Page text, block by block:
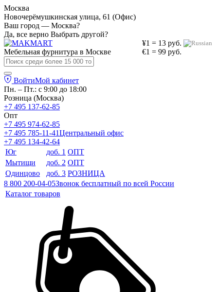
Москва
Новочерёмушкинская улица, 61 (Офис)
Ваш город — Москва?
Да, все верно Выбрать другой?
¥1 = 13 руб.
€1 = 99 руб.
Мебельная фурнитура в Москве
ВойтиМой кабинет
Пн. – Пт.: с 9:00 до 18:00
Розница (Москва)
+7 495 137-62-85
Опт
+7 495 974-62-85
+7 495 785-11-41Центральный офис
+7 495 134-42-64
Юг
доб. 1 ОПТ
Мытищи
доб. 2 ОПТ
Одинцово
доб. 3 РОЗНИЦА
8 800 200-04-05Звонок бесплатный по всей России
Каталог товаров